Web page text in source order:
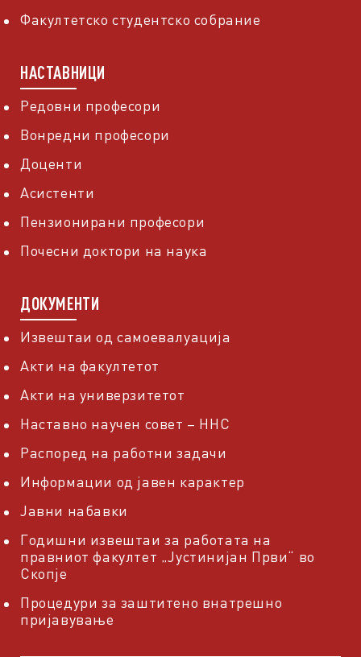
Факултетско студентско собрание
НАСТАВНИЦИ
Редовни професори
Вонредни професори
Доценти
Асистенти
Пензионирани професори
Почесни доктори на наука
ДОКУМЕНТИ
Извештаи од самоевалуација
Акти на факултетот
Акти на универзитетот
Наставно научен совет – ННС
Распоред на работни задачи
Информации од јавен карактер
Јавни набавки
Годишни извештаи за работата на
правниот факултет „Јустинијан Први“ во
Скопје
Процедури за заштитено внатрешно
пријавување